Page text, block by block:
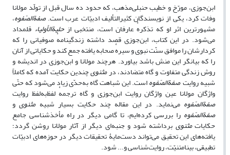
ابن‌جوزی، مورّخ و خطیب حنبلی‌مذهب، که حدود ده سال قبل از تولّد مولانا
وفات کرد، یکی از نویسندگان کثیرالتألیف ادبیّات عرب است.صفةالصّفوه،
مشهورترین اثر او که تذکرهٔ عارفان است، منتخبی ازحلیة‌الأولیاء قلمداد
می‌شود. در این کتاب، ابن‌جوزی قصد داشته زندگینامهٔ صوفیانی را که
کردارشان را موافق سنّت نبوی و سیرهٔ صحابه یافته جمع کند و حکایاتی از آنان
را که بیانگر این منش باشد بیاورد. هرچند مولانا و ابن‌جوزی در اندیشه و
روش زندگی متفاوت و گاه متضادند، درمثنویچندین حکایت آمده که کاملاً
شبیه روایتصفةالصّفوهاست. این شباهت گاه به‌حدّی زیاد می‌شود که حتّی
واژگان مولانا عین واژگان روایت ابن‌جوزی و گاه ترجمهٔ لفظ‌به‌لفظ روایت
صفةالصّفوه می‌نماید. در این مقاله چند حکایت بسیار شبیهمثنویو
صفةالصّفوه را بررسی کرده‌ایم، تا گامی دیگر در راه مأخذشناسی جامع
حکایاتمثنوی برداشته شود و جنبه‌ای دیگر از آثار مولانا روشن گردد؛
یافته‌های این تحقیق می‌تواند دست‌مایۀ تحقیقات دیگر در حوزه‌های ادبیّات
تطبیقی، بینامتنیّت، روایت‌شناسی و... شود.